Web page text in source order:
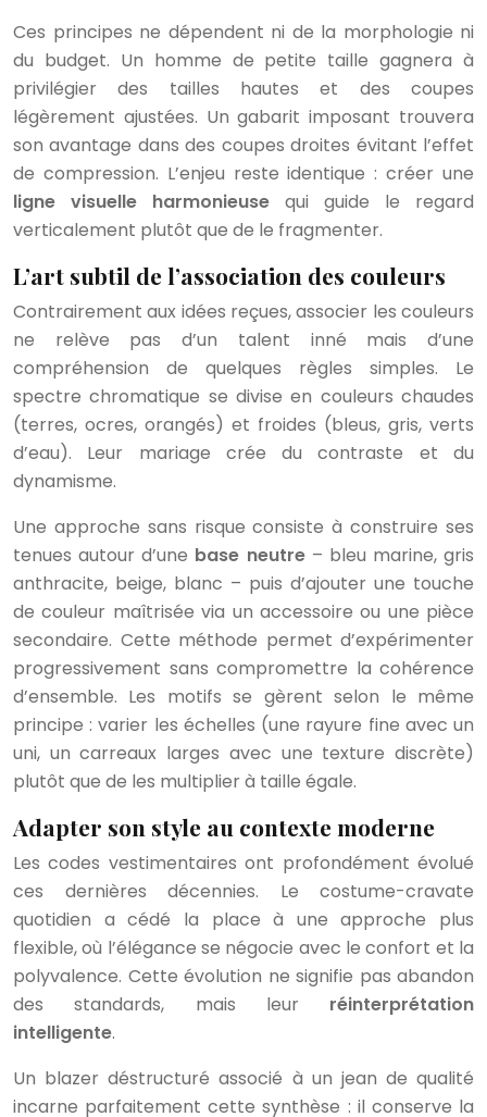
Ces principes ne dépendent ni de la morphologie ni
du budget. Un homme de petite taille gagnera à
privilégier des tailles hautes et des coupes
légèrement ajustées. Un gabarit imposant trouvera
son avantage dans des coupes droites évitant l’effet
de compression. L’enjeu reste identique : créer une
ligne visuelle harmonieuse qui guide le regard
verticalement plutôt que de le fragmenter.
L’art subtil de l’association des couleurs
Contrairement aux idées reçues, associer les couleurs
ne relève pas d’un talent inné mais d’une
compréhension de quelques règles simples. Le
spectre chromatique se divise en couleurs chaudes
(terres, ocres, orangés) et froides (bleus, gris, verts
d’eau). Leur mariage crée du contraste et du
dynamisme.
Une approche sans risque consiste à construire ses
tenues autour d’une base neutre– bleu marine, gris
anthracite, beige, blanc – puis d’ajouter une touche
de couleur maîtrisée via un accessoire ou une pièce
secondaire. Cette méthode permet d’expérimenter
progressivement sans compromettre la cohérence
d’ensemble. Les motifs se gèrent selon le même
principe : varier les échelles (une rayure fine avec un
uni, un carreaux larges avec une texture discrète)
plutôt que de les multiplier à taille égale.
Adapter son style au contexte moderne
Les codes vestimentaires ont profondément évolué
ces dernières décennies. Le costume-cravate
quotidien a cédé la place à une approche plus
flexible, où l’élégance se négocie avec le confort et la
polyvalence. Cette évolution ne signifie pas abandon
des standards, mais leur réinterprétation
intelligente.
Un blazer déstructuré associé à un jean de qualité
incarne parfaitement cette synthèse : il conserve la